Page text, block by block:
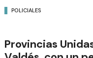
POLICIALES
Provincias